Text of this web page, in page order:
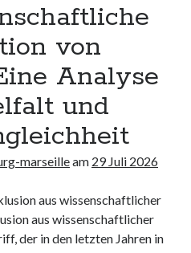
von
Analyse
und
marseilleam 29 Juli 2026
aus wissenschaftlicher
aus wissenschaftlicher
der in den letzten Jahren in